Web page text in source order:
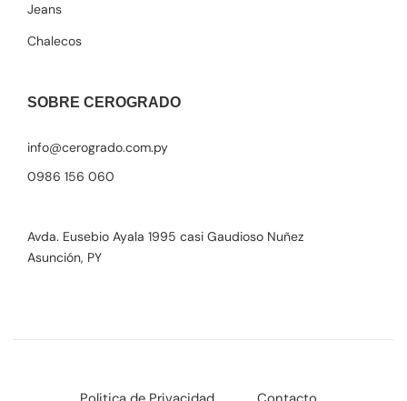
Jeans
Chalecos
SOBRE CEROGRADO
info@cerogrado.com.py
0986 156 060
Avda. Eusebio Ayala 1995 casi Gaudioso Nuñez
Asunción, PY